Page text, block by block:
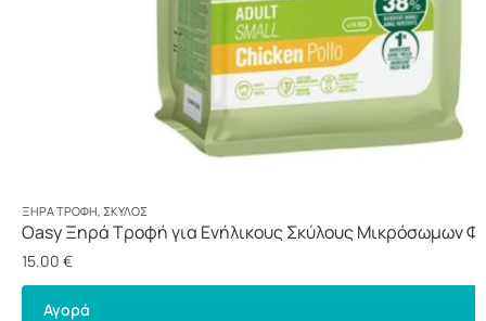
ΞΗΡΆ ΤΡΟΦΉ, ΣΚΎΛΟΣ
Oasy Ξηρά Τροφή για Ενήλικους Σκύλους Μικρόσωμων
Κοτόπουλο 3kg
15.00 €
Αγορά